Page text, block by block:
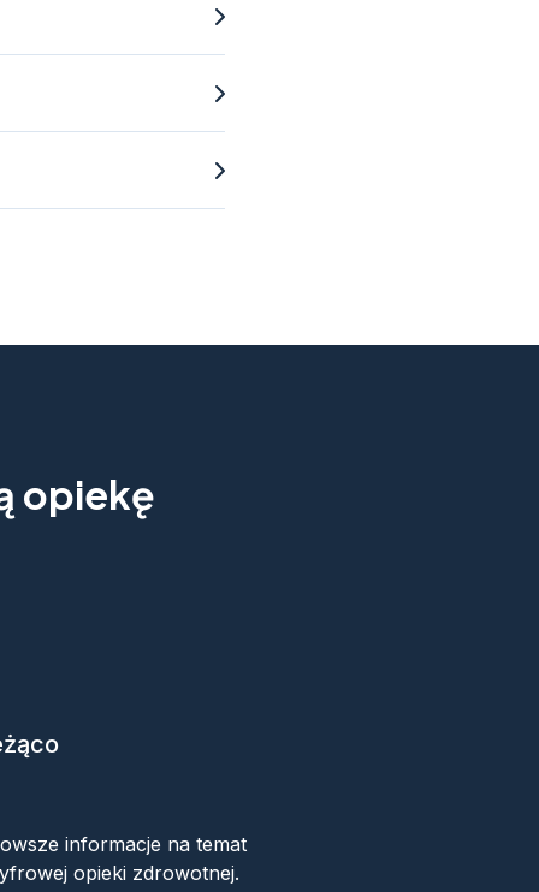
opiekę
informacje na temat
opieki zdrowotnej.